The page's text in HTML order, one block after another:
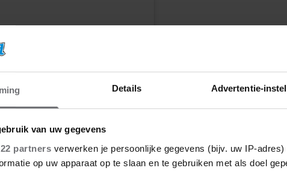
Details Advertentie-
van uw gegevens
partners verwerken je persoonlijke gegevens (bijv. uw IP-
op uw apparaat op te slaan en te gebruiken met als doel
Instagram